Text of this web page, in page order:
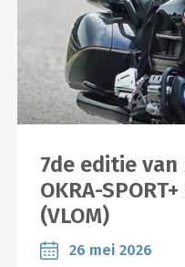
7de editie
OKRA-
(VLOM)
26 mei 2026